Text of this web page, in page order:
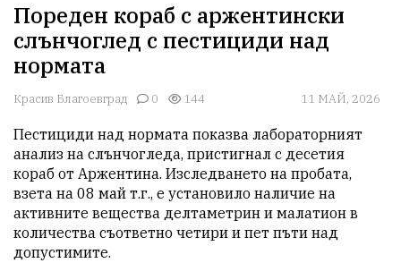
Пореден кораб с аржентински
слънчоглед с пестициди над
нормата
Красив Благоевград 0 144 11 МАЙ, 2026
Пестициди над нормата показва лабораторният
анализ на слънчогледа, пристигнал с десетия
кораб от Аржентина. Изследването на пробата,
взета на 08 май т.г., е установило наличие на
активните вещества делтаметрин и малатион в
количества съответно четири и пет пъти над
допустимите.